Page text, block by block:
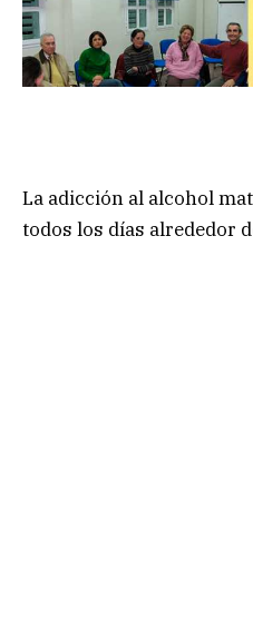
La adicción al alcohol
todos los días alrededor